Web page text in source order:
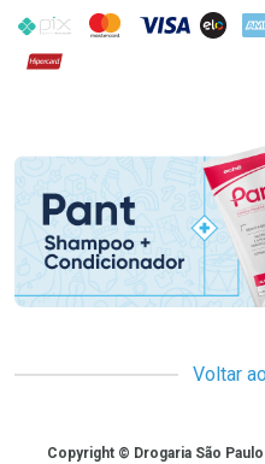
PIX MasterCard
VISA ELO
Hipercard
Promoção em
Voltar
CopyrightCopyright © Drogaria São